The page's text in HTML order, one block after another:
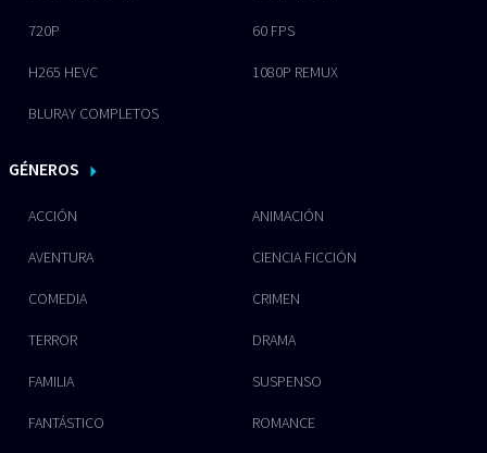
720P 60 FPS
H265 HEVC 1080P REMUX
BLURAY COMPLETOS
GÉNEROS
ACCIÓN ANIMACIÓN
AVENTURA CIENCIA FICCIÓN
COMEDIA CRIMEN
TERROR DRAMA
FAMILIA SUSPENSO
FANTÁSTICO ROMANCE